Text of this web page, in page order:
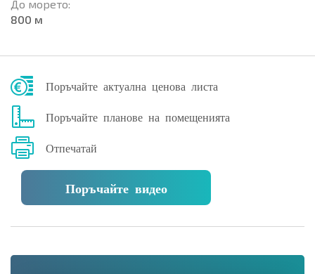
До морето:
800 м
Поръчайте актуална ценова листа
Поръчайте планове на помещенията
Отпечатай
Поръчайте видео